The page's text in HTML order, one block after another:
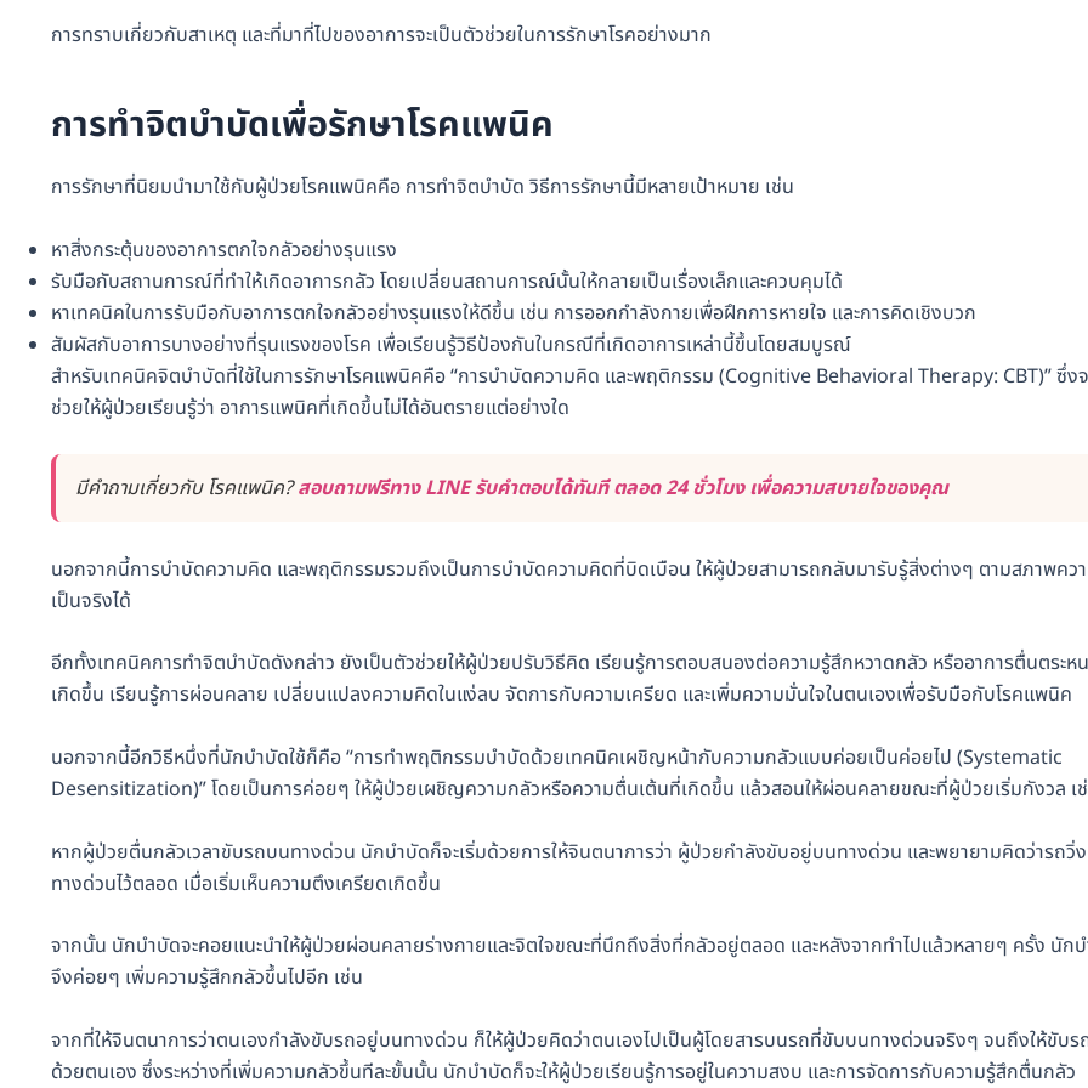
การทราบเกี่ยวกับสาเหตุ และที่มาที่ไปของอาการจะเป็นตัวช่วยในการรักษาโรคอย่างมาก
การทำจิตบำบัดเพื่อรักษาโรคแพนิค
การรักษาที่นิยมนำมาใช้กับผู้ป่วยโรคแพนิคคือ การทำจิตบำบัด วิธีการรักษานี้มีหลายเป้าหมาย เช่น
หาสิ่งกระตุ้นของอาการตกใจกลัวอย่างรุนแรง
รับมือกับสถานการณ์ที่ทำให้เกิดอาการกลัว โดยเปลี่ยนสถานการณ์นั้นให้กลายเป็นเรื่องเล็กและควบคุมได้
หาเทคนิคในการรับมือกับอาการตกใจกลัวอย่างรุนแรงให้ดีขึ้น เช่น การออกกำลังกายเพื่อฝึกการหายใจ และการคิดเชิงบวก
สัมผัสกับอาการบางอย่างที่รุนแรงของโรค เพื่อเรียนรู้วิธีป้องกันในกรณีที่เกิดอาการเหล่านี้ขึ้นโดยสมบูรณ์
สำหรับเทคนิคจิตบำบัดที่ใช้ในการรักษาโรคแพนิคคือ “การบำบัดความคิด และพฤติกรรม (Cognitive Behavioral Therapy: CBT)” ซึ่ง
ช่วยให้ผู้ป่วยเรียนรู้ว่า อาการแพนิคที่เกิดขึ้นไม่ได้อันตรายแต่อย่างใด
มีคำถามเกี่ยวกับ โรคแพนิค?สอบถามฟรีทาง LINE รับคำตอบได้ทันที ตลอด 24 ชั่วโมง เพื่อความสบายใจของคุณ
นอกจากนี้การบำบัดความคิด และพฤติกรรมรวมถึงเป็นการบำบัดความคิดที่บิดเบือน ให้ผู้ป่วยสามารถกลับมารับรู้สิ่งต่างๆ ตามสภาพคว
เป็นจริงได้
อีกทั้งเทคนิคการทำจิตบำบัดดังกล่าว ยังเป็นตัวช่วยให้ผู้ป่วยปรับวิธีคิด เรียนรู้การตอบสนองต่อความรู้สึกหวาดกลัว หรืออาการตื่นตระห
เกิดขึ้น เรียนรู้การผ่อนคลาย เปลี่ยนแปลงความคิดในแง่ลบ จัดการกับความเครียด และเพิ่มความมั่นใจในตนเองเพื่อรับมือกับโรคแพนิค
นอกจากนี้อีกวิธีหนึ่งที่นักบำบัดใช้ก็คือ “การทำพฤติกรรมบำบัดด้วยเทคนิคเผชิญหน้ากับความกลัวแบบค่อยเป็นค่อยไป (Systematic
Desensitization)” โดยเป็นการค่อยๆ ให้ผู้ป่วยเผชิญความกลัวหรือความตื่นเต้นที่เกิดขึ้น แล้วสอนให้ผ่อนคลายขณะที่ผู้ป่วยเริ่มกังวล เ
หากผู้ป่วยตื่นกลัวเวลาขับรถบนทางด่วน นักบำบัดก็จะเริ่มด้วยการให้จินตนาการว่า ผู้ป่วยกำลังขับอยู่บนทางด่วน และพยายามคิดว่ารถวิ่
ทางด่วนไว้ตลอด เมื่อเริ่มเห็นความตึงเครียดเกิดขึ้น
จากนั้น นักบำบัดจะคอยแนะนำให้ผู้ป่วยผ่อนคลายร่างกายและจิตใจขณะที่นึกถึงสิ่งที่กลัวอยู่ตลอด และหลังจากทำไปแล้วหลายๆ ครั้ง นัก
จึงค่อยๆ เพิ่มความรู้สึกกลัวขึ้นไปอีก เช่น
จากที่ให้จินตนาการว่าตนเองกำลังขับรถอยู่บนทางด่วน ก็ให้ผู้ป่วยคิดว่าตนเองไปเป็นผู้โดยสารบนรถที่ขับบนทางด่วนจริงๆ จนถึงให้ขับร
ด้วยตนเอง ซึ่งระหว่างที่เพิ่มความกลัวขึ้นทีละขั้นนั้น นักบำบัดก็จะให้ผู้ป่วยเรียนรู้การอยู่ในความสงบ และการจัดการกับความรู้สึกตื่นกลัว